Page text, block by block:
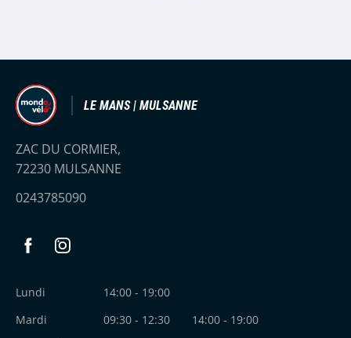
LE MANS | MULSANNE
ZAC DU CORMIER,
72230 MULSANNE
0243785090
Lundi
14:00 - 19:00
Mardi
09:30 - 12:30
14:00 - 19:00